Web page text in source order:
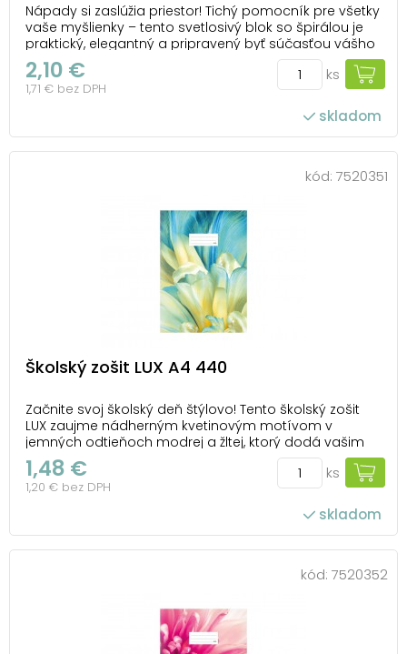
Nápady si zaslúžia priestor! Tichý pomocník pre všetky
vaše myšlienky – tento svetlosivý blok so špirálou je
praktický, elegantný a pripravený byť súčasťou vášho
dňa. Decentný obal s jemným reliéfom a
minimalistickým jazvečíkom pôsobí čisto a moderne.
Vo vnútri nájdete linajkové strany, pri...
2,10 €
1,71 € bez DPH
ks
skladom
kód: 7520351
Školský zošit LUX A4 440
Začnite svoj školský deň štýlovo! Tento školský zošit
LUX zaujme nádherným kvetinovým motívom v
jemných odtieňoch modrej a žltej, ktorý dodá vašim
poznámkam sviežosť a eleganciu. Formát A4 a čisté
stránky bez liniek sú ideálne na prehľadné zápisy,
rysovanie a tvorbu schém. Pevné dosky s m...
1,48 €
1,20 € bez DPH
ks
skladom
kód: 7520352